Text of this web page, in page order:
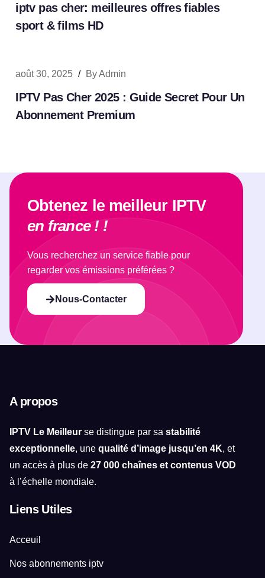
iptv pas cher: meilleures offres fiables
sport & films HD
août 30, 2025 / ByAdmin
IPTV Pas Cher 2025 : Guide Secret Pour Un
Abonnement Premium
Obtenez le meilleur IPTV
en france ! !
Vous recherchez un service fiable pour
regarder vos émissions préférées ?
Nous-Contacter
A propos
IPTV Le Meilleur se distingue par sa stabilité
exceptionnelle, une qualité d’image jusqu’en 4K, et
un accès à plus de 27 000 chaînes et contenus VOD
à l’échelle mondiale.
Liens Utiles
Acceuil
Nos abonnements iptv